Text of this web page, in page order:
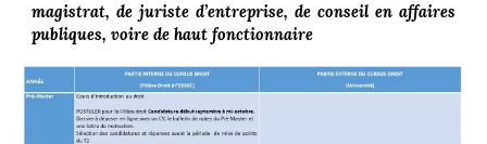
magistrat, de juriste d’entreprise, de conseil en affaires
publiques, voire de haut fonctionnaire